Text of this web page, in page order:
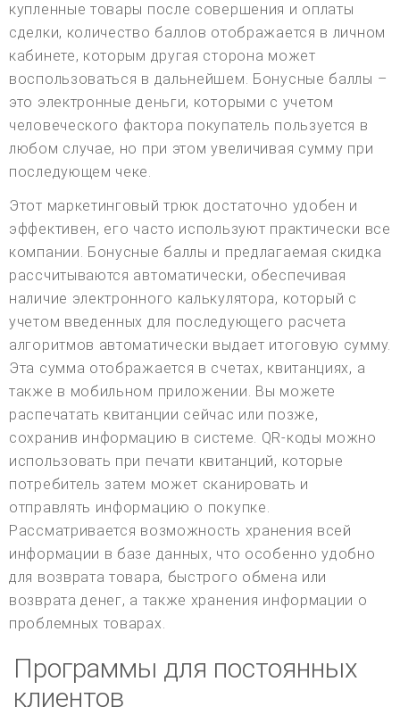
купленные товары после совершения и оплаты
сделки, количество баллов отображается в личном
кабинете, которым другая сторона может
воспользоваться в дальнейшем. Бонусные баллы –
это электронные деньги, которыми с учетом
человеческого фактора покупатель пользуется в
любом случае, но при этом увеличивая сумму при
последующем чеке.
Этот маркетинговый трюк достаточно удобен и
эффективен, его часто используют практически все
компании. Бонусные баллы и предлагаемая скидка
рассчитываются автоматически, обеспечивая
наличие электронного калькулятора, который с
учетом введенных для последующего расчета
алгоритмов автоматически выдает итоговую сумму.
Эта сумма отображается в счетах, квитанциях, а
также в мобильном приложении. Вы можете
распечатать квитанции сейчас или позже,
сохранив информацию в системе. QR-коды можно
использовать при печати квитанций, которые
потребитель затем может сканировать и
отправлять информацию о покупке.
Рассматривается возможность хранения всей
информации в базе данных, что особенно удобно
для возврата товара, быстрого обмена или
возврата денег, а также хранения информации о
проблемных товарах.
Программы для постоянных
клиентов